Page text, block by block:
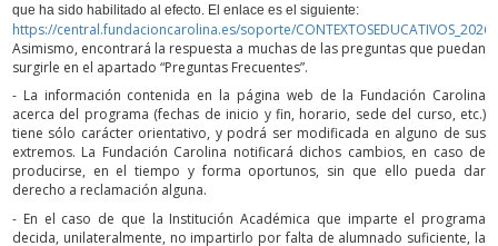
que ha sido habilitado al efecto. El enlace es el siguiente:
https://central.fundacioncarolina.es/soporte/CONTEXTOSEDUCATIVOS_2026
Asimismo, encontrará la respuesta a muchas de las preguntas que puedan
surgirle en el apartado “Preguntas Frecuentes”.
- La información contenida en la página web de la Fundación Carolina
acerca del programa (fechas de inicio y fin, horario, sede del curso, etc.)
tiene sólo carácter orientativo, y podrá ser modificada en alguno de sus
extremos. La Fundación Carolina notificará dichos cambios, en caso de
producirse, en el tiempo y forma oportunos, sin que ello pueda dar
derecho a reclamación alguna.
- En el caso de que la Institución Académica que imparte el programa
decida, unilateralmente, no impartirlo por falta de alumnado suficiente, la